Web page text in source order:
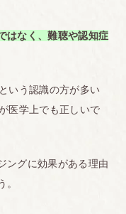
はなく、難聴や認知症
いう認識の方が多い
医学上でも正しいで
ングに効果がある理由
。